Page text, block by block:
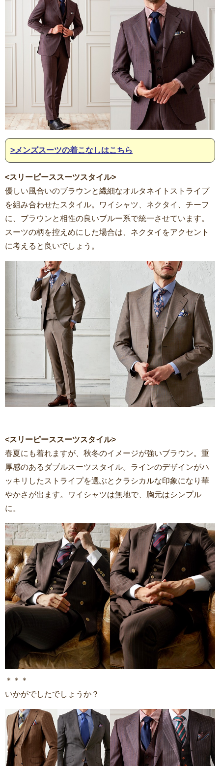
>メンズスーツの着こなしはこちら
<スリーピーススーツスタイル>
優しい風合いのブラウンと繊細なオルタネイトストライプ
を組み合わせたスタイル。ワイシャツ、ネクタイ、チーフ
に、ブラウンと相性の良いブルー系で統一させています。
スーツの柄を控えめにした場合は、ネクタイをアクセント
に考えると良いでしょう。
<スリーピーススーツスタイル>
春夏にも着れますが、秋冬のイメージが強いブラウン。重
厚感のあるダブルスーツスタイル。ラインのデザインがハ
ッキリしたストライプを選ぶとクラシカルな印象になり華
やかさが出ます。ワイシャツは無地で、胸元はシンプル
に。
＊＊＊
いかがでしたでしょうか？